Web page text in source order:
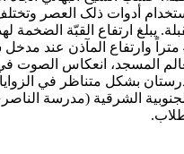
أدوات ذلک العصر
المسجد، انعكاس الصوت في
بشكل متناظر في الزوايا
الشرقية (مدرسة